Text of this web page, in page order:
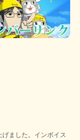
ました。インボイス